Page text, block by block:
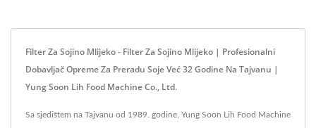
Filter Za Sojino Mlijeko - Filter Za Sojino Mlijeko | Profesionalni
Dobavljač Opreme Za Preradu Soje Već 32 Godine Na Tajvanu |
Yung Soon Lih Food Machine Co., Ltd.
Sa sjedištem na Tajvanu od 1989. godine, Yung Soon Lih Food Machine